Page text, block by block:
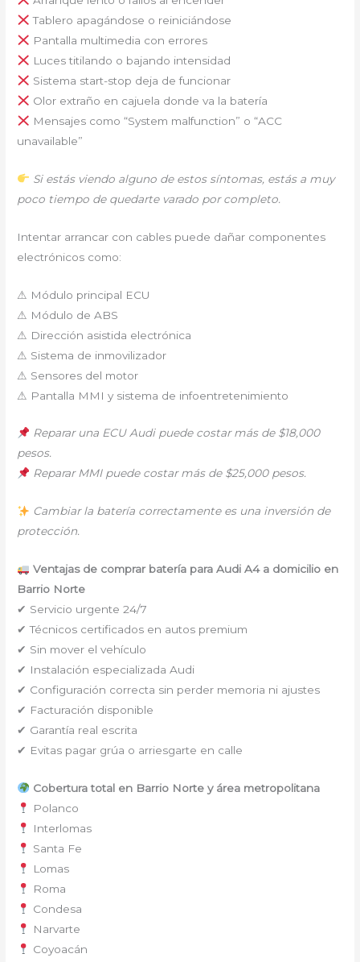
Tablero apagándose o reiniciándose
Pantalla multimedia con errores
Luces titilando o bajando intensidad
Sistema start-stop deja de funcionar
Olor extraño en cajuela donde va la batería
Mensajes como “System malfunction” o “ACC
unavailable”
Si estás viendo alguno de estos síntomas, estás a muy
poco tiempo de quedarte varado por completo.
Intentar arrancar con cables puede dañar componentes
electrónicos como:
⚠ Módulo principal ECU
⚠ Módulo de ABS
⚠ Dirección asistida electrónica
⚠ Sistema de inmovilizador
⚠ Sensores del motor
⚠ Pantalla MMI y sistema de infoentretenimiento
Reparar una ECU Audi puede costar más de $18,000
pesos.
Reparar MMI puede costar más de $25,000 pesos.
Cambiar la batería correctamente es una inversión de
protección.
Ventajas de comprar batería para Audi A4 a domicilio en
Barrio Norte
✔ Servicio urgente 24/7
✔ Técnicos certificados en autos premium
✔ Sin mover el vehículo
✔ Instalación especializada Audi
✔ Configuración correcta sin perder memoria ni ajustes
✔ Facturación disponible
✔ Garantía real escrita
✔ Evitas pagar grúa o arriesgarte en calle
Cobertura total en Barrio Norte y área metropolitana
Polanco
Interlomas
Santa Fe
Lomas
Roma
Condesa
Narvarte
Coyoacán